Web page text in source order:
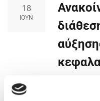
18
ΙΟΎΝ